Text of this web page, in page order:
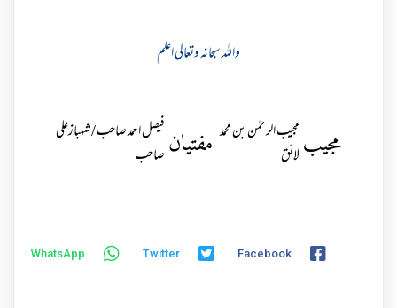
واللہ سبحانہ وتعالی اعلم
مجیب مجیب الرحمٰن بن محمد
لائق
مفتیان فیصل احمد صاحب / شہبازعلی
صاحب
Facebook
Twitter
WhatsApp